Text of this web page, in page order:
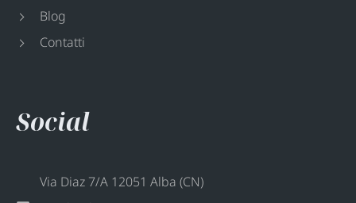
Blog
Contatti
Social
Via Diaz 7/A 12051 Alba (CN)